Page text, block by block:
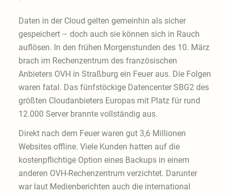
Daten in der Cloud gelten gemeinhin als sicher
gespeichert – doch auch sie können sich in Rauch
auflösen. In den frühen Morgenstunden des 10. März
brach im Rechenzentrum des französischen
Anbieters OVH in Straßburg ein Feuer aus. Die Folgen
waren fatal. Das fünfstöckige Datencenter SBG2 des
größten Cloudanbieters Europas mit Platz für rund
12.000 Server brannte vollständig aus.
Direkt nach dem Feuer waren gut 3,6 Millionen
Websites offline. Viele Kunden hatten auf die
kostenpflichtige Option eines Backups in einem
anderen OVH-Rechenzentrum verzichtet. Darunter
war laut Medienberichten auch die international